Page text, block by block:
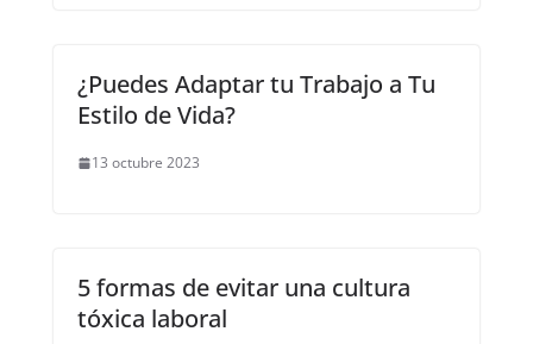
¿Puedes Adaptar tu Trabajo a Tu
Estilo de Vida?
13 octubre 2023
5 formas de evitar una cultura
tóxica laboral